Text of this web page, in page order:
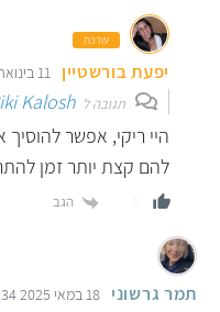
עורכת
יפעת בורשטיין 11 בינואר 2024 14:46
תגובה ל Kalosh
להם קצת יותר זמן
הגב
תמר גרשוני 18 במאי 2025 19:34